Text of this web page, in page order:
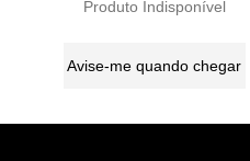
Produto Indisponível
Avise-me quando chegar